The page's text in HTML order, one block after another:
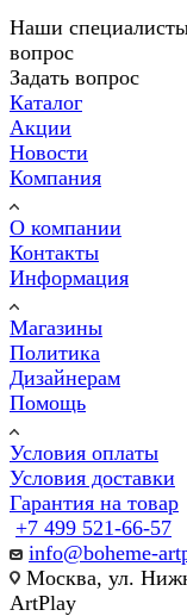
Наши
вопрос
Задать вопрос
Каталог
Акции
Новости
Компания
О компании
Контакты
Информация
Магазины
Политика
Дизайнерам
Помощь
Условия оплаты
Условия доставки
Гарантия на товар
+7 499 521-66-57
info@boheme-
Москва, ул.
ArtPlay